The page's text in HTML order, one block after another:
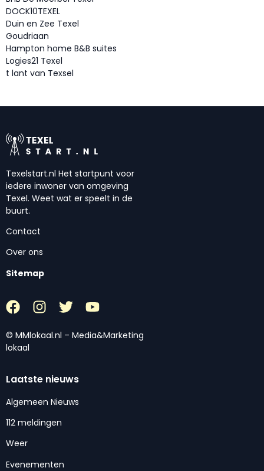
DOCK10TEXEL
Duin en Zee Texel
Goudriaan
Hampton home B&B suites
Logies21 Texel
t lant van Texsel
Texelstart.nl Het startpunt voor
iedere inwoner van omgeving
Texel. Weet wat er speelt in de
buurt.
Contact
Over ons
Sitemap
© MMlokaal.nl – Media&Marketing
lokaal
Laatste nieuws
Algemeen Nieuws
112 meldingen
Weer
Evenementen